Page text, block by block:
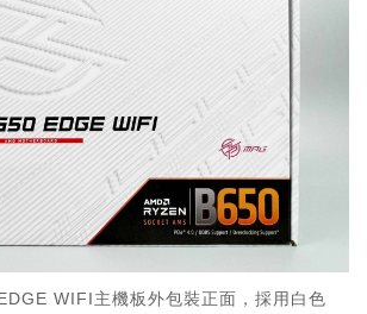
WIFI主機板外包裝正面，採用白色